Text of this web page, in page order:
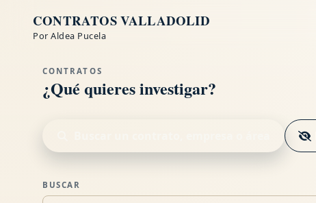
CONTRATOS VALLADOLID
Por Aldea Pucela
CONTRATOS
¿Qué quieres investigar?
BUSCAR